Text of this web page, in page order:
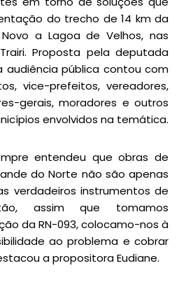
do trecho de 14 km da
a Lagoa de Velhos, nas
Proposta pela deputada
audiência pública contou com
vice-prefeitos, vereadores,
gerais, moradores e outros
envolvidos na temática.
entendeu que obras de
do Norte não são apenas
verdadeiros instrumentos de
assim que tomamos
da RN-093, colocamo-nos à
ao problema e cobrar
a propositora Eudiane.